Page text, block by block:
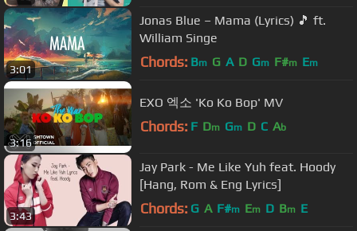
3:01
Jonas Blue – Mama (Lyrics) 🎵 ft.
William Singe
Chords: Bm G A D Gm F#m Em
3:16
EXO 엑소 'Ko Ko Bop' MV
Chords: F Dm Gm D C Ab
3:43
Jay Park - Me Like Yuh feat. Hoody
[Hang, Rom & Eng Lyrics]
Chords: G A F#m Em D Bm E